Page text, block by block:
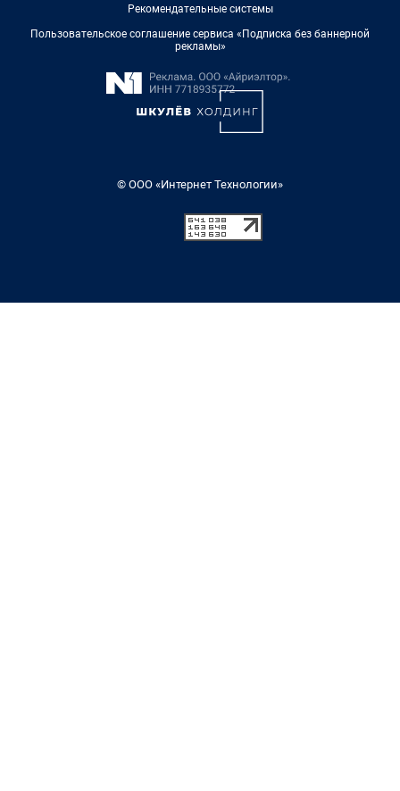
Рекомендательные системы
Пользовательское соглашение сервиса «Подписка без баннерной
рекламы»
© ООО «Интернет Технологии»